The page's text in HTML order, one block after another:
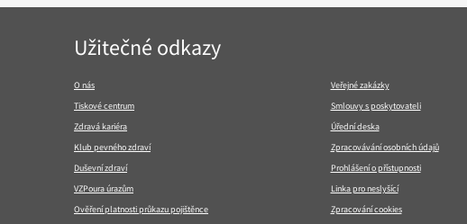
Navigace
Užitečné odkazy
O nás
Tiskové centrum
Zdravá kariéra
Klub pevného zdraví
Duševní zdraví
VZPoura úrazům
Ověření platnosti průkazu pojištěnce
Veřejné zakázky
Smlouvy s poskytovateli
Úřední deska
Zpracovávání osobních údajů
Prohlášení o přístupnosti
Linka pro neslyšící
Zpracování cookies